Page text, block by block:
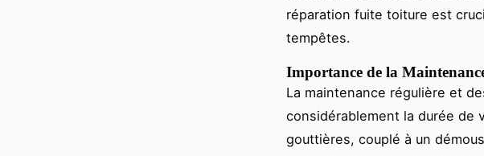
réparation fuite toiture est
tempêtes.
Importance de la
La maintenance régulière et
considérablement la durée de
gouttières, couplé à un